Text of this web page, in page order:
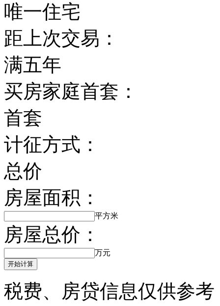
唯一住宅
距上次交易：
满五年
买房家庭首套：
首套
计征方式：
总价
房屋面积：
平方米
房屋总价：
万元
开始计算
税费、房贷信息仅供参